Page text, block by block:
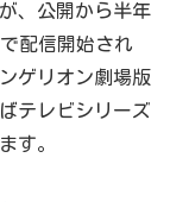
、公開から半年
配信開始され
ゲリオン劇場版
テレビシリーズ
す。